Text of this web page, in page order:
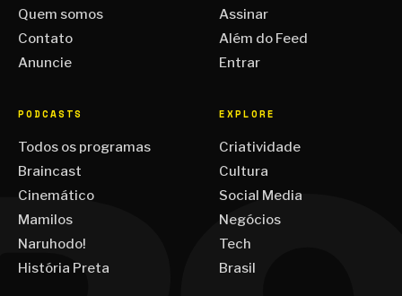
Quem somos
Contato
Anuncie
Assinar
Além do Feed
Entrar
PODCASTS
Todos os programas
Braincast
Cinemático
Mamilos
Naruhodo!
História Preta
EXPLORE
Criatividade
Cultura
Social Media
Negócios
Tech
Brasil